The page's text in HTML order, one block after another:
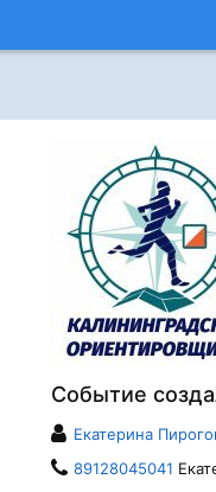
Событие
Екатерина
89128045041